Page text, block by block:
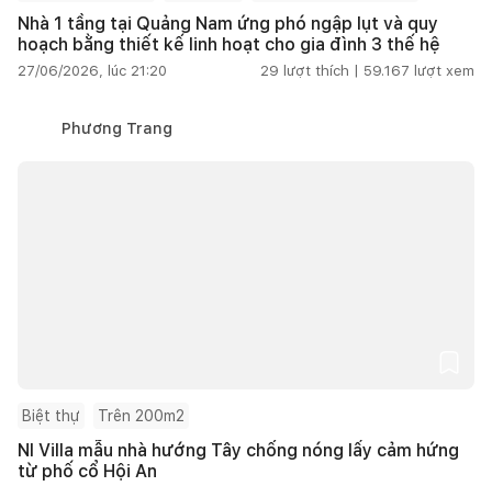
Nhà 1 tầng tại Quảng Nam ứng phó ngập lụt và quy
hoạch bằng thiết kế linh hoạt cho gia đình 3 thế hệ
27/06/2026, lúc 21:20 29 lượt thích | 59.167 lượt xem
Phương Trang
Biệt thự Trên 200m2
NI Villa mẫu nhà hướng Tây chống nóng lấy cảm hứng
từ phố cổ Hội An